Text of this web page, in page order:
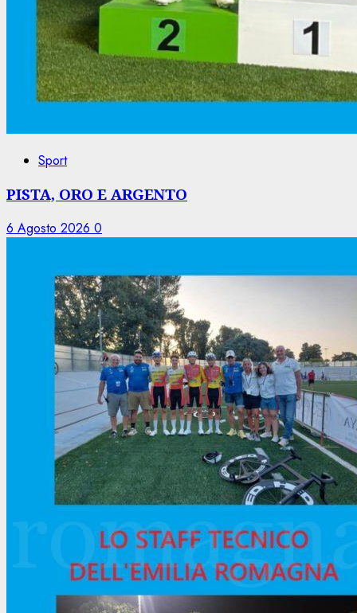
Sport
PISTA, ORO E ARGENTO
6 Agosto 2026 0